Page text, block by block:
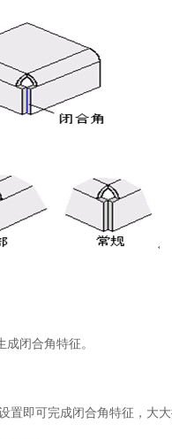
闭合角特征。
即可完成闭合角特征，大